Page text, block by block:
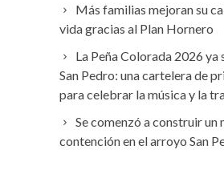
Más familias mejoran su
vida gracias al Plan Hornero
La Peña Colorada 2026 ya
San Pedro: una cartelera de
para celebrar la música y la
Se comenzó a construir un
contención en el arroyo San